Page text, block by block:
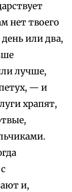
нет твоего
или два,
лучше,
— и
храпят,
и,